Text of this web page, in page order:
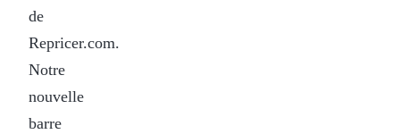
de
Repricer.com.
Notre
nouvelle
barre